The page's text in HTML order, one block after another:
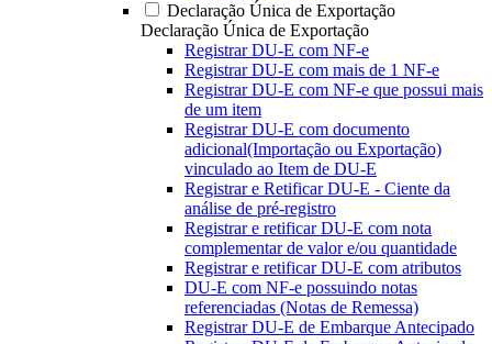
Declaração Única de Exportação
Declaração Única de Exportação
Registrar DU-E com NF-e
Registrar DU-E com mais de 1 NF-e
Registrar DU-E com NF-e que possui mais
de um item
Registrar DU-E com documento
adicional(Importação ou Exportação)
vinculado ao Item de DU-E
Registrar e Retificar DU-E - Ciente da
análise de pré-registro
Registrar e retificar DU-E com nota
complementar de valor e/ou quantidade
Registrar e retificar DU-E com atributos
DU-E com NF-e possuindo notas
referenciadas (Notas de Remessa)
Registrar DU-E de Embarque Antecipado